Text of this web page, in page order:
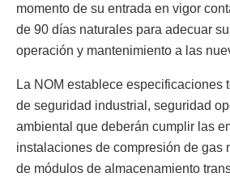
momento de su entrada en vigor
de 90 días naturales para adecuar
operación y mantenimiento a las
La NOM establece especificaciones
de seguridad industrial, seguridad
ambiental que deberán cumplir las
instalaciones de compresión de gas
de módulos de almacenamiento